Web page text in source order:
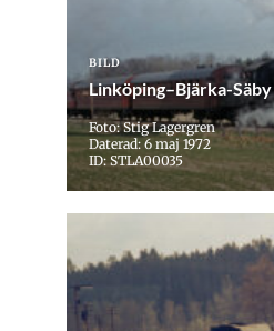
BILD
Linköping–Bjärka-Säby
Foto: Stig Lagergren
Daterad: 6 maj 1972
ID: STLA00035